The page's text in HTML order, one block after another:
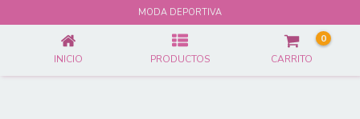
MODA DEPORTIVA
CONJUNTO DEPORTIVO LEGGINS Y TOP
INICIO PRODUCTOS CARRITO
0